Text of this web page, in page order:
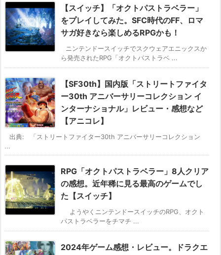
【スイッチ】「オクトパストラベラー」
をプレイしてみた。SFC時代のFF、ロマ
サガ好きなら楽しめるRPGかも！
ニンテンドースイッチでスクウェアエニックスか
ら発売されたRPG「オクトパストラベ ...
【SF30th】国内版「ストリートファイタ
ー30th アニバーサリーコレクション イ
ンターナショナル」レビュー・感想など
【アニコレ】
出典: 「ストリートファイター30th アニバーサリーコレクション
...
RPG「オクトパストラベラー」8人クリア
の感想。近年稀に見る最高のゲームでし
た【スイッチ】
ようやくニンテンドースイッチのRPG、オクト
パストラベラーをチマチ ...
2024年ゲーム感想・レビュー。ドラクエ